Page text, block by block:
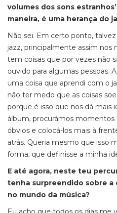
volumes dos sons
maneira, é uma herança do
Não sei. Em certo ponto,
jazz, principalmente assim
tem coisas que por vezes não
ouvido para algumas pessoas.
uma coisa que aprendi com o
não ter medo que as coisas
porque é isso que nos dá mais
álbum, procurámos momentos
óbvios e colocá-los mais à
atrás. Queria mesmo que isso
forma, que definisse a minha
E até agora, neste teu
tenha surpreendido sobre a
no mundo da música?